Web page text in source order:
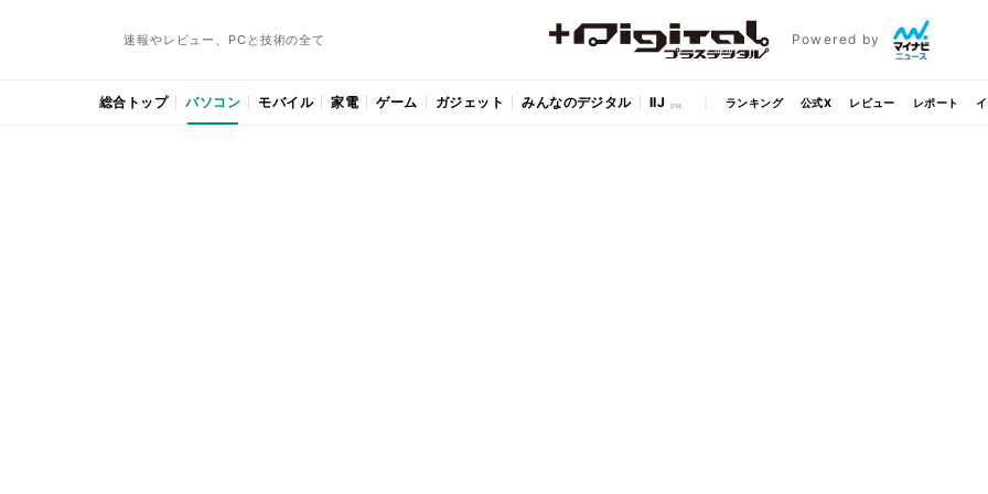
速報やレビュー、PCと技術の全て Powered by
総合トップ パソコン モバイル 家電 ゲーム ガジェット みんなのデジタル IIJ ランキング 公式X レビュー レポート